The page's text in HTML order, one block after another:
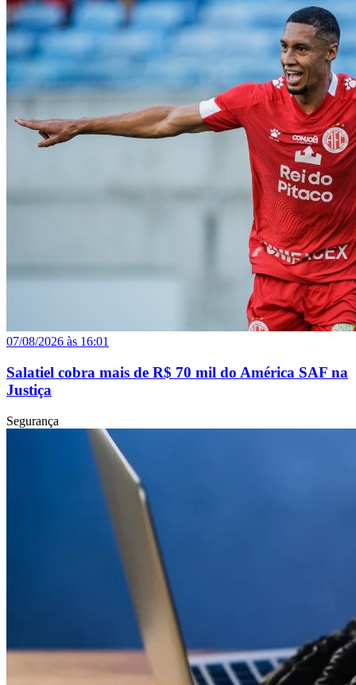
07/08/2026 às 16:01
Salatiel cobra mais de R$ 70 mil do América SAF na
Justiça
Segurança